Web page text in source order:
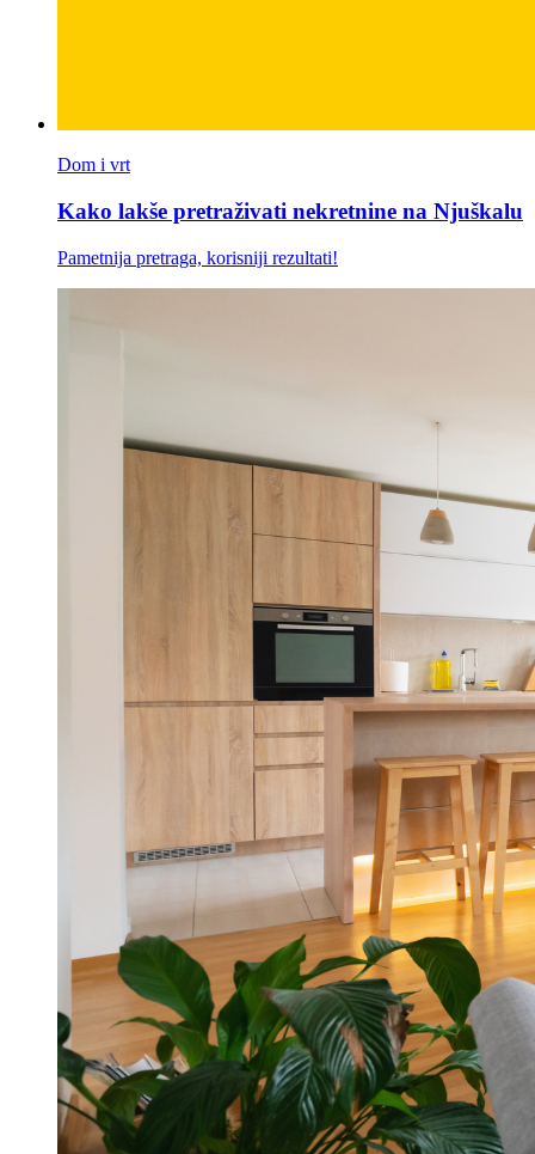
Dom i vrt
Kako lakše pretraživati nekretnine na Njuškalu
Pametnija pretraga, korisniji rezultati!